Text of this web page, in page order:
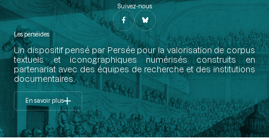
Suivez-nous
Les perséides
Un dispositif pensé par Persée pour la valorisation de corpus
textuels et iconographiques numérisés construits en
partenariat avec des équipes de recherche et des institutions
documentaires.
En savoir plus